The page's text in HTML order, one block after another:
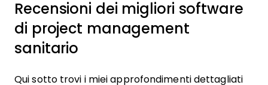
Recensioni dei migliori software
di project management
sanitario
Qui sotto trovi i miei approfondimenti dettagliati